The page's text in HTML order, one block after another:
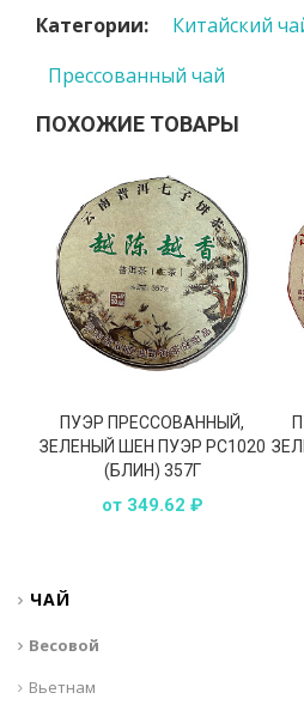
Категории:
Китайский
Прессованный чай
ПОХОЖИЕ ТОВАРЫ
ПУЭР ПРЕССОВАННЫЙ,
ЗЕЛЕНЫЙ ШЕН ПУЭР РС1020
(БЛИН) 357Г
от 349.62 ₽
ЧАЙ
Весовой
Вьетнам